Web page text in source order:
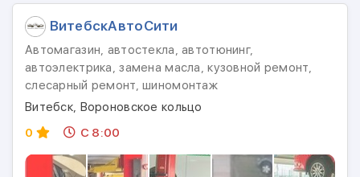
ВитебскАвтоСити
Автомагазин, автостекла, автотюнинг,
автоэлектрика, замена масла, кузовной ремонт,
слесарный ремонт, шиномонтаж
Витебск, Вороновское кольцо
0
С 8:00